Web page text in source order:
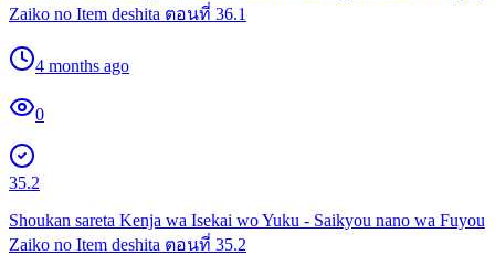
Zaiko no Item deshita ตอนที่ 36.1
4 months ago
0
35.2
Shoukan sareta Kenja wa Isekai wo Yuku - Saikyou nano wa Fuyou
Zaiko no Item deshita ตอนที่ 35.2